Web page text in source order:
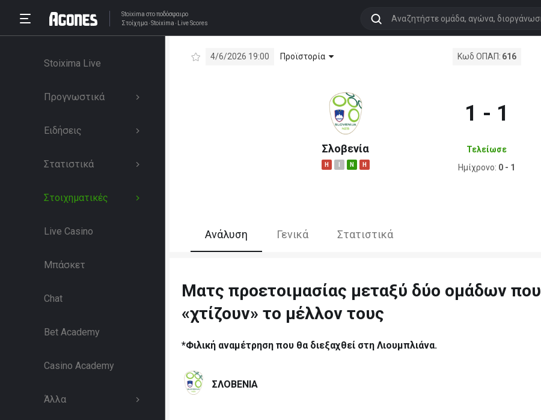
Stoixima στο ποδόσφαιρο
Στοίχημα Stoixima Live Scores
Stoixima Live
Προγνωστικά
Ειδήσεις
Στατιστικά
Στοιχηματικές
Live Casino
Μπάσκετ
Chat
Bet Academy
Casino Academy
Άλλα
4/6/2026 19:00 Προϊστορία Κωδ ΟΠΑΠ: 616
Σλοβενία
H N H
1 - 1
Τελείωσε
Ημίχρονο: 0 - 1
Ανάλυση Γενικά Στατιστικά
Ματς προετοιμασίας μεταξύ δύο ομάδων που
«χτίζουν» το μέλλον τους
*Φιλική αναμέτρηση που θα διεξαχθεί στη Λιουμπλιάνα.
ΣΛΟΒΕΝΙΑ